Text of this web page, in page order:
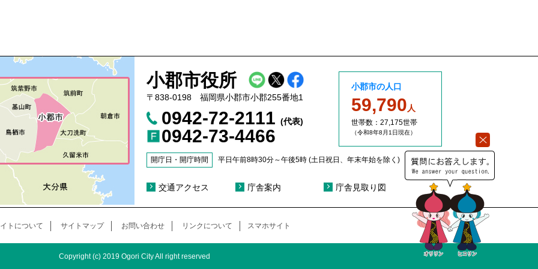
小郡市役所
〒838-0198 福岡県小郡市小郡255番地1
0942-72-2111 (代表)
0942-73-4466
小郡市の人口
59,790 人
世帯数：27,175世帯
（令和8年8 月1日現在）
開庁日・開庁時間 平日午前8時30分～午後5時 (土日祝日、年末年始を除く)
交通アクセス 庁舎案内 庁舎見取り図
トについて サイトマップ お問い合わせ リンクについて スマホサイト
Copyright (c) 2019 Ogori City All right reserved